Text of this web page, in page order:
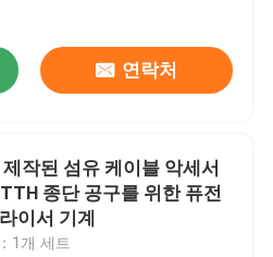
연락처
작된 섬유 케이블 악세서
종단 공구를 위한 퓨전
이서 기계
1개 세트